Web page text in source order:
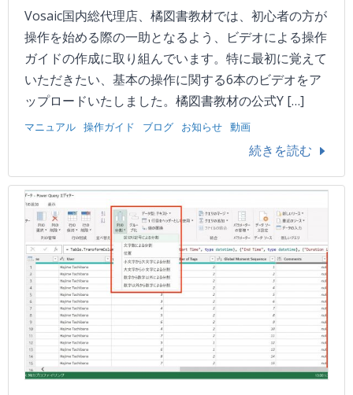
Vosaic国内総代理店、橘図書教材では、初心者の方が
操作を始める際の一助となるよう、ビデオによる操作
ガイドの作成に取り組んでいます。特に最初に覚えて
いただきたい、基本の操作に関する6本のビデオをア
ップロードいたしました。橘図書教材の公式Y […]
マニュアル 操作ガイド ブログ お知らせ 動画
続きを読む